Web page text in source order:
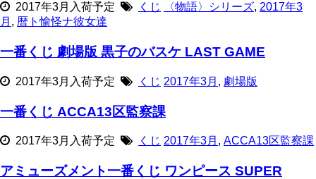
くじ 〈物語〉シリーズ, 2017年3
月 , 暦ト愉怪ナ彼女達
一番くじ 劇場版 黒子のバスケ LAST GAME
くじ 2017年3月 , 劇場版
一番くじ ACCA13区監察課
くじ 2017年3月 , ACCA13区監察課
アミューズメント一番くじ ワンピース SUPER